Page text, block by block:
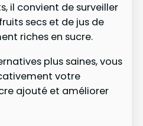
il convient de surveiller
secs et de jus de
riches en sucre.
plus saines, vous
votre
ajouté et améliorer